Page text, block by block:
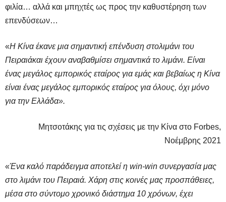
φιλία… αλλά και μπηχτές ως προς την καθυστέρηση των
επενδύσεων…
«Η Κίνα έκανε μια σημαντική επένδυση στολιμάνι του
Πειραιάκαι έχουν αναβαθμίσει σημαντικά το λιμάνι. Είναι
ένας μεγάλος εμπορικός εταίρος για εμάς και βεβαίως η Κίνα
είναι ένας μεγάλος εμπορικός εταίρος για όλους, όχι μόνο
για την Ελλάδα».
Μητσοτάκης για τις σχέσεις με την Κίνα στο Forbes,
Νοέμβρης 2021
«Ένα καλό παράδειγμα αποτελεί η win-win συνεργασία μας
στο λιμάνι του Πειραιά. Χάρη στις κοινές μας προσπάθειες,
μέσα στο σύντομο χρονικό διάστημα 10 χρόνων, έχει